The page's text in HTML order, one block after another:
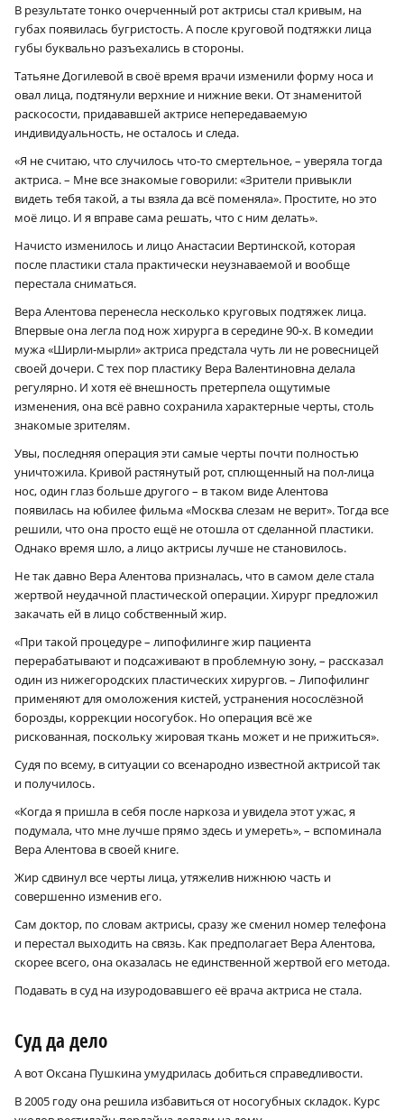
В результате тонко очерченный рот актрисы стал кривым, на
губах появилась бугристость. А после круговой подтяжки лица
губы буквально разъехались в стороны.
Татьяне Догилевой в своё время врачи изменили форму носа и
овал лица, подтянули верхние и нижние веки. От знаменитой
раскосости, придававшей актрисе непередаваемую
индивидуальность, не осталось и следа.
«Я не считаю, что случилось что-то смертельное, – уверяла тогда
актриса. – Мне все знакомые говорили: «Зрители привыкли
видеть тебя такой, а ты взяла да всё поменяла». Простите, но это
моё лицо. И я вправе сама решать, что с ним делать».
Начисто изменилось и лицо Анастасии Вертинской, которая
после пластики стала практически неузнаваемой и вообще
перестала сниматься.
Вера Алентова перенесла несколько круговых подтяжек лица.
Впервые она легла под нож хирурга в середине 90‑х. В комедии
мужа «Ширли-мырли» актриса предстала чуть ли не ровесницей
своей дочери. С тех пор пластику Вера Валентиновна делала
регулярно. И хотя её внешность претерпела ощутимые
изменения, она всё равно сохранила характерные черты, столь
знакомые зрителям.
Увы, последняя операция эти самые черты почти полностью
уничтожила. Кривой растянутый рот, сплющенный на пол-лица
нос, один глаз больше другого – в таком виде Алентова
появилась на юбилее фильма «Москва слезам не верит». Тогда все
решили, что она просто ещё не отошла от сделанной пластики.
Однако время шло, а лицо актрисы лучше не становилось.
Не так давно Вера Алентова призналась, что в самом деле стала
жертвой неудачной пластической операции. Хирург предложил
закачать ей в лицо собственный жир.
«При такой процедуре – липофилинге жир пациента
перерабатывают и подсаживают в проблемную зону, – рассказал
один из нижегородских пластических хирургов. – Липофилинг
применяют для омоложения кистей, устранения носослёзной
борозды, коррекции носогубок. Но операция всё же
рискованная, поскольку жировая ткань может и не прижиться».
Судя по всему, в ситуации со всенародно известной актрисой так
и получилось.
«Когда я пришла в себя после наркоза и увидела этот ужас, я
подумала, что мне лучше прямо здесь и умереть», – вспоминала
Вера Алентова в своей книге.
Жир сдвинул все черты лица, утяжелив нижнюю часть и
совершенно изменив его.
Сам доктор, по словам актрисы, сразу же сменил номер телефона
и перестал выходить на связь. Как предполагает Вера Алентова,
скорее всего, она оказалась не единственной жертвой его метода.
Подавать в суд на изуродовавшего её врача актриса не стала.
Суд да дело
А вот Оксана Пушкина умудрилась добиться справедливости.
В 2005 году она решила избавиться от носогубных складок. Курс